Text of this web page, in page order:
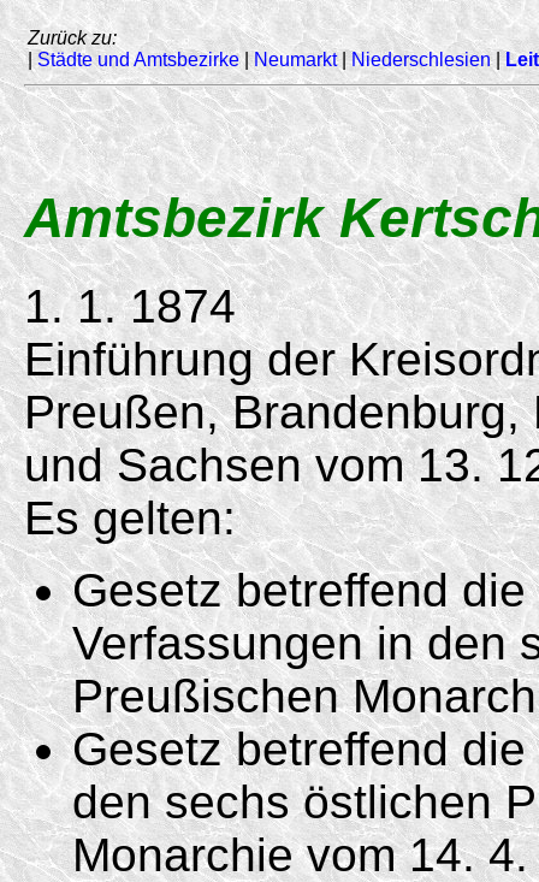
Zurück zu:
| Städte und Amtsbezirke|Neumarkt|Niederschlesien|
Amtsbezirk
1. 1. 1874
Einführung der
Preußen,
und Sachsen vom13.
Es gelten:
Gesetz betreffend
Verfassungen in den
Preußischen
Gesetz betreffend
den sechs östlichen
Monarchie vom14.